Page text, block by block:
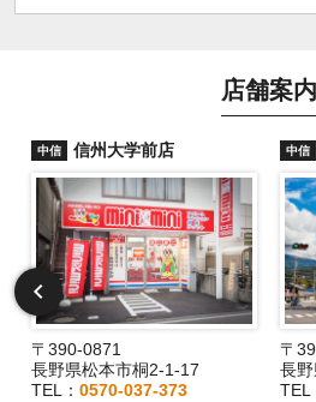
店舗案内
中信 信州大学前店
〒390-0871
長野県松本市桐2-1-17
TEL：0570-037-373
中信
〒
長
TEL